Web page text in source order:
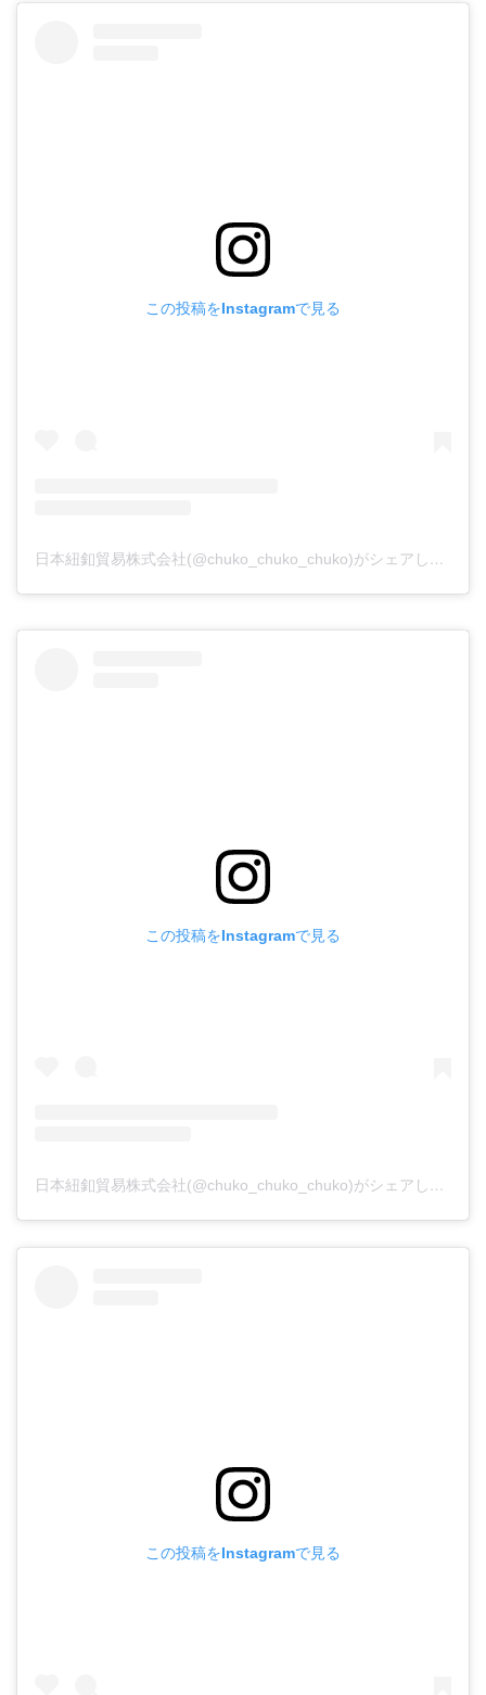
この投稿をInstagramで見る
日本紐釦貿易株式会社(@chuko_chuko_chuko)がシェアした投稿
この投稿をInstagramで見る
日本紐釦貿易株式会社(@chuko_chuko_chuko)がシェアした投稿
この投稿をInstagramで見る